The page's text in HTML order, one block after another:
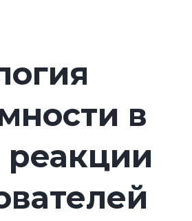
в
реакции